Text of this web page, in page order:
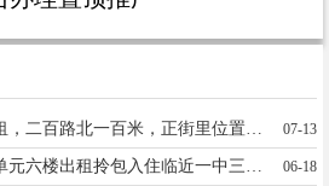
金源府一期楼房出租，二百路北一百米，正街里位置50平方，6楼有缓台不累，装修环境好，年租金6500，取暖物业费全在内，日租房，中介请绕行，18745573302 07-13
06-18